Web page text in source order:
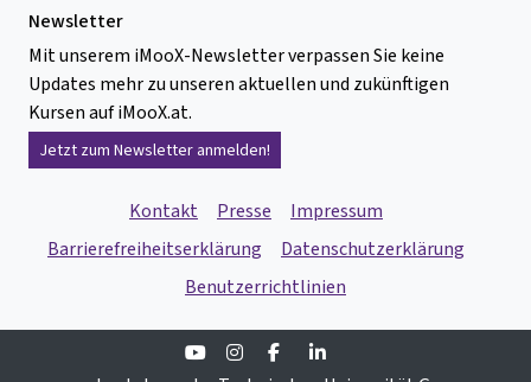
Newsletter
Mit unserem iMooX-Newsletter verpassen Sie keine
Updates mehr zu unseren aktuellen und zukünftigen
Kursen auf iMooX.at.
Jetzt zum Newsletter anmelden!
Kontakt Presse
Impressum
Barrierefreiheitserklärung
Datenschutzerklärung
Benutzerrichtlinien
YoutubeInstagramFacebook